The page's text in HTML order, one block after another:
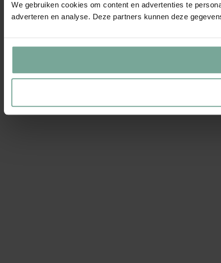
We gebruiken cookies om content en advertenties te
adverteren en analyse. Deze partners kunnen deze